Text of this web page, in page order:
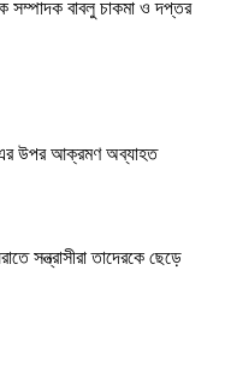
সম্পাদক বাবলু চাকমা ও দপ্তর
এর উপর আক্রমণ অব্যাহত
সন্ত্রাসীরা তাদেরকে ছেড়ে